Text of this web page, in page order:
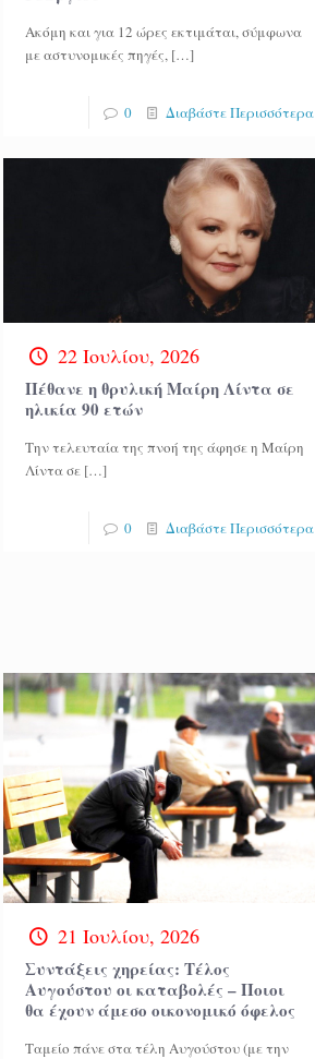
Ακόμη και για 12 ώρες εκτιμάται, σύμφωνα
με αστυνομικές πηγές, […]
0 Διαβάστε Περισσότερα
22 Ιουλίου, 2026
Πέθανε η θρυλική Μαίρη Λίντα σε
ηλικία 90 ετών
Την τελευταία της πνοή της άφησε η Μαίρη
Λίντα σε […]
0 Διαβάστε Περισσότερα
21 Ιουλίου, 2026
Συντάξεις χηρείας: Τέλος
Αυγούστου οι καταβολές – Ποιοι
θα έχουν άμεσο οικονομικό όφελος
Ταμείο πάνε στα τέλη Αυγούστου (με την